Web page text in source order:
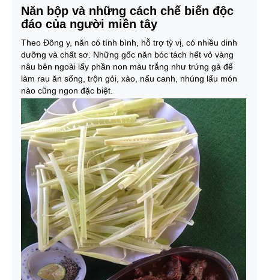
Năn bộp và những cách chế biến độc
đáo của người miền tây
Theo Đông y, năn có tính bình, hỗ trợ tỳ vị, có nhiều dinh
dưỡng và chất sơ. Những gốc năn bóc tách hết vỏ vàng
nâu bên ngoài lấy phần non màu trắng như trứng gà để
làm rau ăn sống, trộn gỏi, xào, nấu canh, nhúng lẩu món
nào cũng ngon đặc biệt.